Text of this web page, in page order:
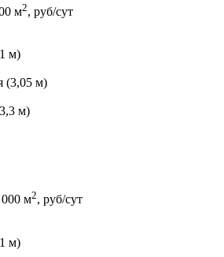
м2, руб/сут
м)
(3,05 м)
м)
м2, руб/сут
м)